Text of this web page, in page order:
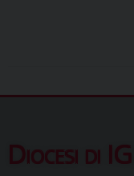
Diocesi di